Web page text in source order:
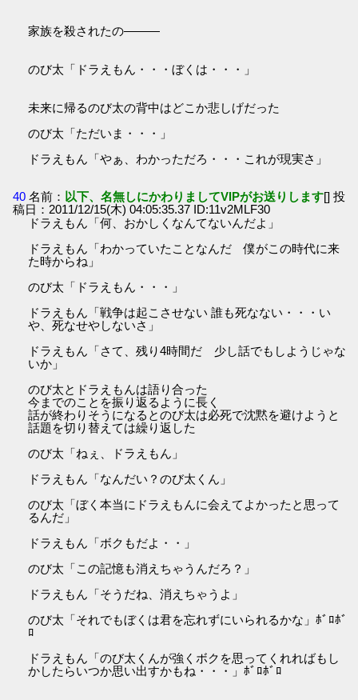
家族を殺されたの―――
のび太「ドラえもん・・・ぼくは・・・」
未来に帰るのび太の背中はどこか悲しげだった
のび太「ただいま・・・」
ドラえもん「やぁ、わかっただろ・・・これが現実さ」
40 名前： 以下、名無しにかわりましてVIPがお送りします[] 投
稿日：2011/12/15(木) 04:05:35.37 ID:11v2MLF30
ドラえもん「何、おかしくなんてないんだよ」
ドラえもん「わかっていたことなんだ 僕がこの時代に来
た時からね」
のび太「ドラえもん・・・」
ドラえもん「戦争は起こさせない 誰も死なない・・・い
や、死なせやしないさ」
ドラえもん「さて、残り4時間だ 少し話でもしようじゃな
いか」
のび太とドラえもんは語り合った
今までのことを振り返るように長く
話が終わりそうになるとのび太は必死で沈黙を避けようと
話題を切り替えては繰り返した
のび太「ねぇ、ドラえもん」
ドラえもん「なんだい？のび太くん」
のび太「ぼく本当にドラえもんに会えてよかったと思って
るんだ」
ドラえもん「ボクもだよ・・」
のび太「この記憶も消えちゃうんだろ？」
ドラえもん「そうだね、消えちゃうよ」
のび太「それでもぼくは君を忘れずにいられるかな」ﾎﾞﾛﾎﾞ
ﾛ
ドラえもん「のび太くんが強くボクを思ってくれればもし
かしたらいつか思い出すかもね・・・」ﾎﾞﾛﾎﾞﾛ